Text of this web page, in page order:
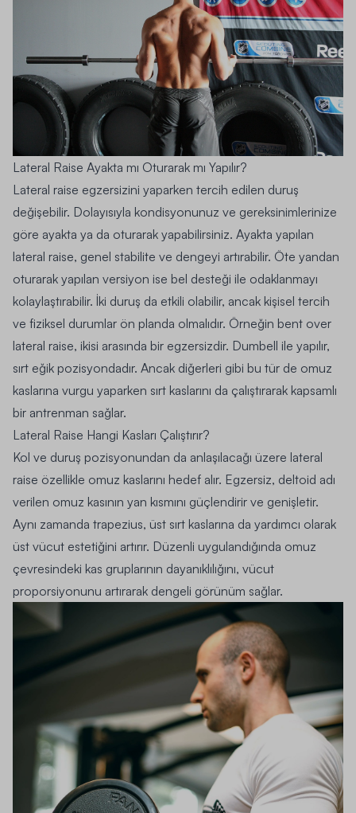
Lateral Raise Ayakta mı Oturarak mı Yapılır?
Lateral raise egzersizini yaparken tercih edilen duruş
değişebilir. Dolayısıyla kondisyonunuz ve gereksinimlerinize
göre ayakta ya da oturarak yapabilirsiniz. Ayakta yapılan
lateral raise, genel stabilite ve dengeyi artırabilir. Öte yandan
oturarak yapılan versiyon ise bel desteği ile odaklanmayı
kolaylaştırabilir. İki duruş da etkili olabilir, ancak kişisel tercih
ve fiziksel durumlar ön planda olmalıdır. Örneğin bent over
lateral raise, ikisi arasında bir egzersizdir. Dumbell ile yapılır,
sırt eğik pozisyondadır. Ancak diğerleri gibi bu tür de omuz
kaslarına vurgu yaparken sırt kaslarını da çalıştırarak kapsamlı
bir antrenman sağlar.
Lateral Raise Hangi Kasları Çalıştırır?
Kol ve duruş pozisyonundan da anlaşılacağı üzere lateral
raise özellikle omuz kaslarını hedef alır. Egzersiz, deltoid adı
verilen omuz kasının yan kısmını güçlendirir ve genişletir.
Aynı zamanda trapezius, üst sırt kaslarına da yardımcı olarak
üst vücut estetiğini artırır. Düzenli uygulandığında omuz
çevresindeki kas gruplarının dayanıklılığını, vücut
proporsiyonunu artırarak dengeli görünüm sağlar.